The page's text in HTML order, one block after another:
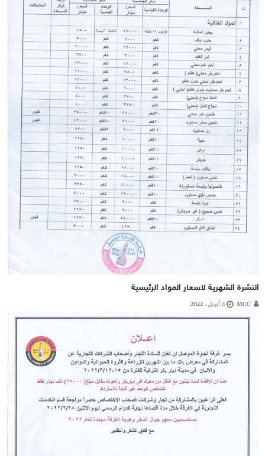
النشرة الشهرية لاسعار المواد الرئيسية
MCC 3 أبريل، 2022